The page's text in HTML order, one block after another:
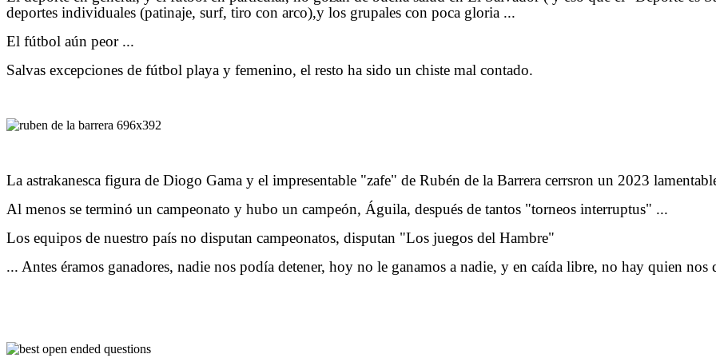
deportes individuales (patinaje, surf, tiro con arco),y los grupales con poca gloria ...
El fútbol aún peor ...
Salvas excepciones de fútbol playa y femenino, el resto ha sido un chiste mal contado.
La astrakanesca figura de Diogo Gama y el impresentable "zafe" de Rubén de la Barrera cerrsron un 2023
Al menos se terminó un campeonato y hubo un campeón, Águila, después de tantos "torneos interruptus" ...
Los equipos de nuestro país no disputan campeonatos, disputan "Los juegos del Hambre"
... Antes éramos ganadores, nadie nos podía detener, hoy no le ganamos a nadie, y en caída libre, no hay quien nos